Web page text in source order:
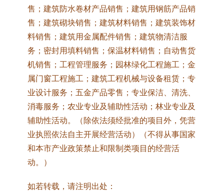
售；建筑防水卷材产品销售；建筑用钢筋产品销
售；建筑砌块销售；建筑材料销售；建筑装饰材
料销售；建筑用金属配件销售；建筑物清洁服
务；密封用填料销售；保温材料销售；自动售货
机销售；工程管理服务；园林绿化工程施工；金
属门窗工程施工；建筑工程机械与设备租赁；专
业设计服务；五金产品零售；专业保洁、清洗、
消毒服务；农业专业及辅助性活动；林业专业及
辅助性活动。（除依法须经批准的项目外，凭营
业执照依法自主开展经营活动）（不得从事国家
和本市产业政策禁止和限制类项目的经营活
动。）
如若转载，请注明出处：